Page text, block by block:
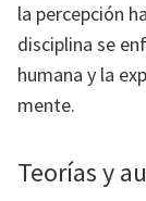
la percepción
disciplina se
humana y la
mente.
Teorías y